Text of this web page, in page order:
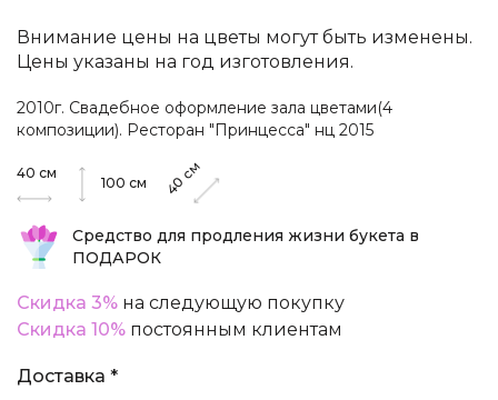
Внимание цены на цветы могут быть изменены.
Цены указаны на год изготовления.
2010г. Свадебное оформление зала цветами(4
композиции). Ресторан "Принцесса" нц 2015
40 см
100 см 40
см
Средство для продления жизни букета в
ПОДАРОК
Скидка 3% на следующую покупку
Скидка 10% постоянным клиентам
Доставка *